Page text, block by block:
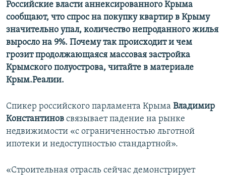
Российские власти аннексированного Крыма
сообщают, что спрос на покупку квартир в Крыму
значительно упал, количество непроданного жилья
выросло на 9%. Почему так происходит и чем
грозит продолжающаяся массовая застройка
Крымского полуострова, читайте в материале
Крым.Реалии.
Спикер российского парламента Крыма Владимир
Константинов связывает падение на рынке
недвижимости «с ограниченностью льготной
ипотеки и недоступностью стандартной».
«Строительная отрасль сейчас демонстрирует